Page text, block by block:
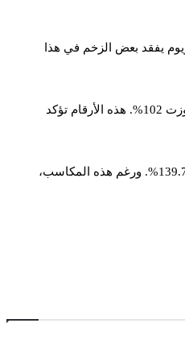
يفقد بعض الزخم في هذا
على صعيد الأداء السعري، تزامنت هذه التحركات مع ارتفاع سعر البيتكوين إلى 116,162 دولارًا بزيادة 0.54% خلال 24 ساعة، مع مكاسب أسبوعية تقارب 4.95% وزيادة سنوية تجاوزت 102%. هذه الأرقام تؤكد
أما الإيثريوم، فقد أظهر أداءً قويًا في المدى القصير، حيث ارتفع بنسبة 4.01% خلال يوم واحد ليصل إلى 4,639.5 دولار، مع نمو أسبوعي بلغ 8.05% وأداء نصف سنوي لافت بنسبة 139.71%. ورغم هذه المكاسب،